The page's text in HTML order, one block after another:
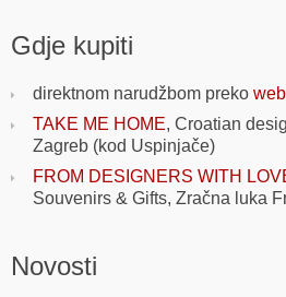
Gdje kupiti
direktnom narudžbom preko
TAKE ME HOME, Croatian
Zagreb (kod Uspinjače)
FROM DESIGNERS WITH
Souvenirs & Gifts, Zračna luka
Novosti